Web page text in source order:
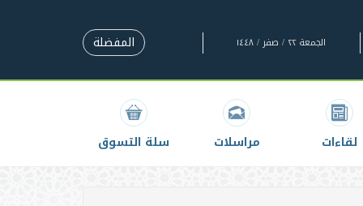
الجمعة ٢٢ / صفر / ١٤٤٨ المفضلة
لقاءات مراسلات سلة التسوق